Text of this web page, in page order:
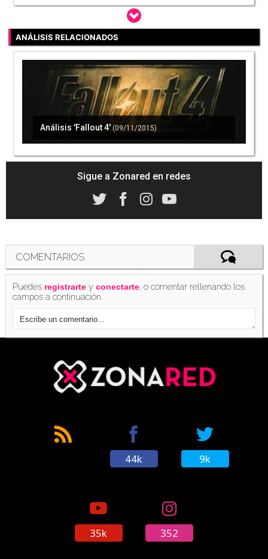
10 consejos de Fallout para los que nunca
hayáis jugado a la saga
(09/11/2015)
Recrean el garaje de 'Fallout 4' con LEGO,
perro incluido (15/11/2015)
Albóndiga, el perro de 'Fallout 4', sabe cómo
conseguir el Cryolator
Sony anuncia los Mega Descuentos para este
fin de semana en PlayStation Store
(15/07/2016)
Los mods de 'Fallout 4' llegan a PS4 esta
misma semana (17/11/2016)
ANÁLISIS RELACIONADOS
Análisis 'Fallout 4' (09/11/2015)
Sigue a Zonared en redes
COMENTARIOS
Puedes registrarte yconectarte, o comentar rellenando los
campos a continuación.
44k 9k
35k 352